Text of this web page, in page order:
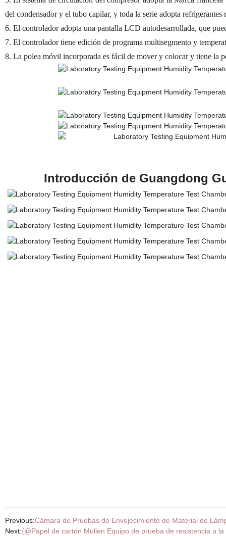
del condensador y el tubo capilar, y toda la serie adopta
6. El controlador adopta una pantalla LCD autodesarrollada, que
7. El controlador tiene edición de programa multisegmento y
8. La polea móvil incorporada es fácil de mover y colocar y tiene la
Introducción de Guangdong
Previous:Cámara de Pruebas de Envejecimiento de Material de
Next:{@Papel de cartón Mullen Equipo de prueba de resistencia a